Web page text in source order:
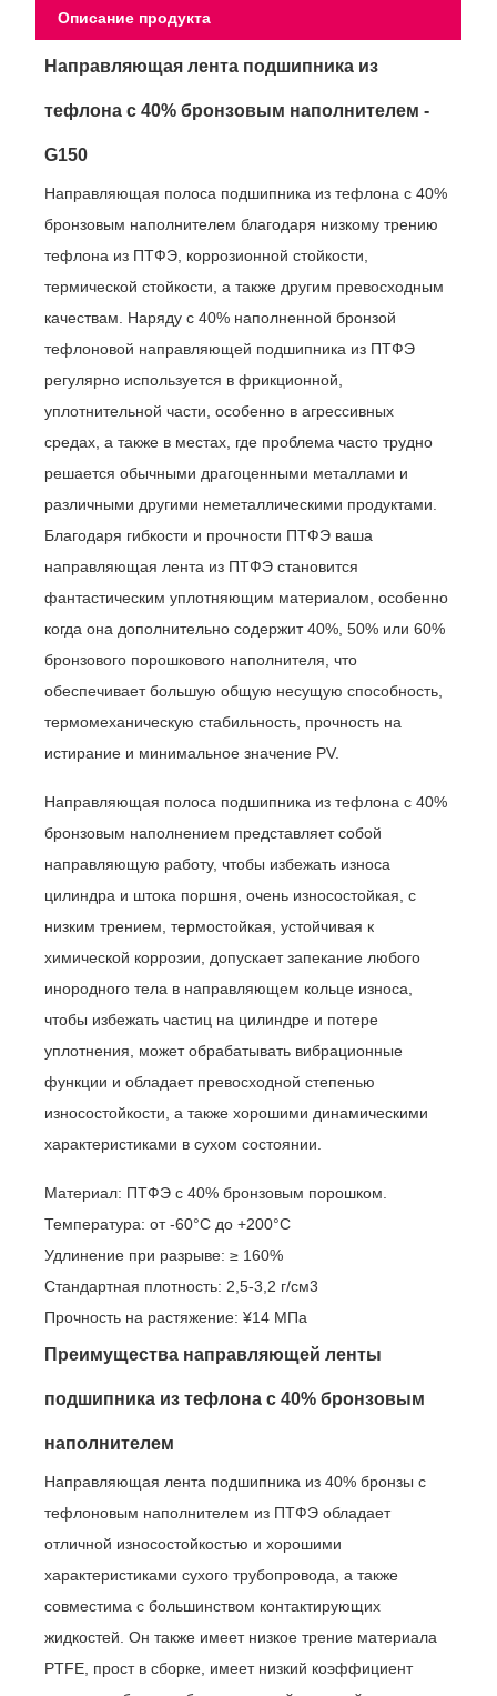
Описание продукта
Направляющая лента подшипника из
тефлона с 40% бронзовым наполнителем -
G150
Направляющая полоса подшипника из тефлона с 40%
бронзовым наполнителем благодаря низкому трению
тефлона из ПТФЭ, коррозионной стойкости,
термической стойкости, а также другим превосходным
качествам. Наряду с 40% наполненной бронзой
тефлоновой направляющей подшипника из ПТФЭ
регулярно используется в фрикционной,
уплотнительной части, особенно в агрессивных
средах, а также в местах, где проблема часто трудно
решается обычными драгоценными металлами и
различными другими неметаллическими продуктами.
Благодаря гибкости и прочности ПТФЭ ваша
направляющая лента из ПТФЭ становится
фантастическим уплотняющим материалом, особенно
когда она дополнительно содержит 40%, 50% или 60%
бронзового порошкового наполнителя, что
обеспечивает большую общую несущую способность,
термомеханическую стабильность, прочность на
истирание и минимальное значение PV.
Направляющая полоса подшипника из тефлона с 40%
бронзовым наполнением представляет собой
направляющую работу, чтобы избежать износа
цилиндра и штока поршня, очень износостойкая, с
низким трением, термостойкая, устойчивая к
химической коррозии, допускает запекание любого
инородного тела в направляющем кольце износа,
чтобы избежать частиц на цилиндре и потере
уплотнения, может обрабатывать вибрационные
функции и обладает превосходной степенью
износостойкости, а также хорошими динамическими
характеристиками в сухом состоянии.
Материал: ПТФЭ с 40% бронзовым порошком.
Температура: от -60°C до +200°С
Удлинение при разрыве: ≥ 160%
Стандартная плотность: 2,5-3,2 г/см3
Прочность на растяжение: ¥14 МПа
Преимущества направляющей ленты
подшипника из тефлона с 40% бронзовым
наполнителем
Направляющая лента подшипника из 40% бронзы с
тефлоновым наполнителем из ПТФЭ обладает
отличной износостойкостью и хорошими
характеристиками сухого трубопровода, а также
совместима с большинством контактирующих
жидкостей. Он также имеет низкое трение материала
PTFE, прост в сборке, имеет низкий коэффициент